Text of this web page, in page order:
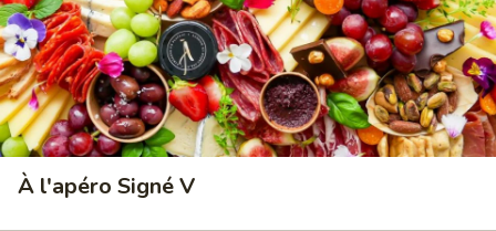
À l'apéro Signé V